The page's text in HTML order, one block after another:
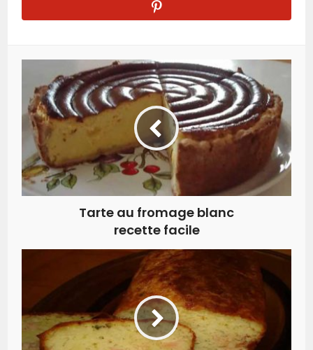
Tarte au fromage blanc
recette facile